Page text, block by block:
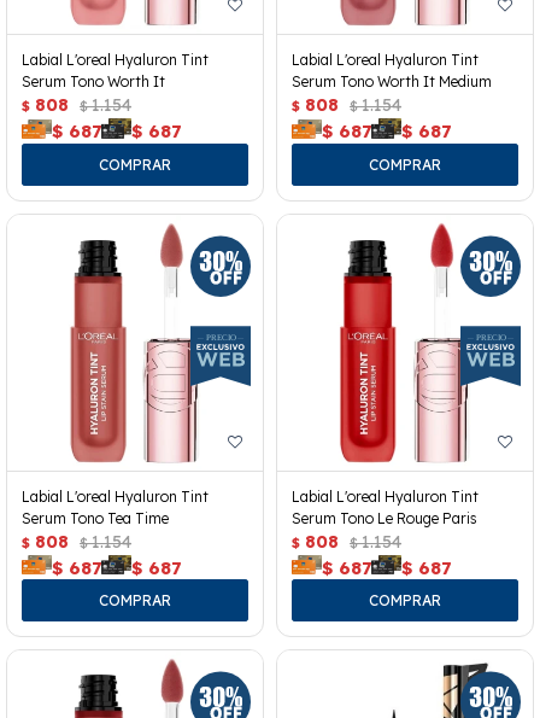
Labial L'oreal Hyaluron Tint
Serum Tono Worth It
$ 808 $ 1.154
$ 687 $ 687
Labial L'oreal Hyaluron Tint
Serum Tono Worth It Medium
$ 808 $ 1.154
$ 687 $ 687
Labial L'oreal Hyaluron Tint
Serum Tono Tea Time
$ 808 $ 1.154
$ 687 $ 687
Labial L'oreal Hyaluron Tint
Serum Tono Le Rouge Paris
$ 808 $ 1.154
$ 687 $ 687